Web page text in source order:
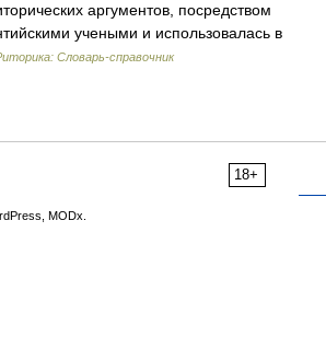
аргументов, посредством
учеными и использовалась в
Словарь-справочник
18+
MODx.